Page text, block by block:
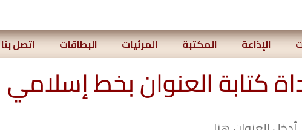
الإذاعة المكتبة المرئيات البطاقات اتصل بنا
كتابة العنوان بخط إسلامي